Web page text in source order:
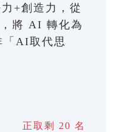
+創造力，從
將 AI 轉化為
AI取代思
正取剩 20 名